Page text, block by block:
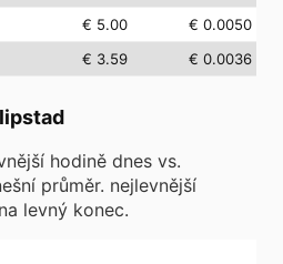
€ 5.00
€ 0.0050
€ 3.59 € 0.0036
hodině dnes vs.
průměr. nejlevnější
levný konec.